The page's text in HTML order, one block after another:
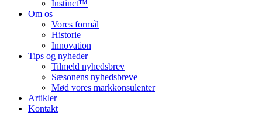
Instinct™
Om os
Vores formål
Historie
Innovation
Tips og nyheder
Tilmeld nyhedsbrev
Sæsonens nyhedsbreve
Mød vores markkonsulenter
Artikler
Kontakt